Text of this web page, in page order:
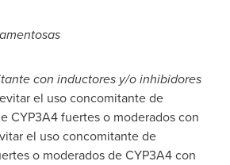
con inductores y/o inhibidores
el uso concomitante de
CYP3A4 fuertes o moderados con
el uso concomitante de
o moderados de CYP3A4 con